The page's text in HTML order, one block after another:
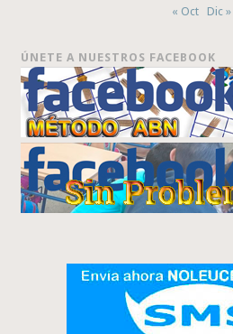
« Oct Dic »
ÚNETE A NUESTROS FACEBOOK